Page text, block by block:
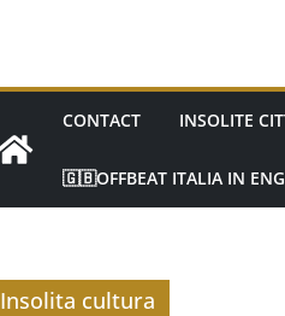
CONTACT INSOLITE
🇬🇧OFFBEAT ITALIA IN
Insolita cultura